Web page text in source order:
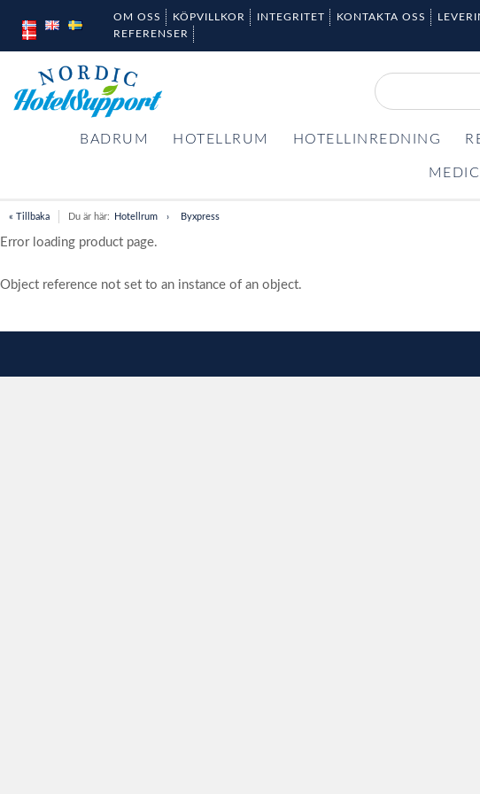
OM OSS KÖPVILLKOR INTEGRITET KONTAKTA OSS
REFERENSER
BADRUM HOTELLRUM HOTELLINREDNING
« Tillbaka Du är här: Hotellrum Byxpress
Error loading product page.
Object reference not set to an instance of an object.